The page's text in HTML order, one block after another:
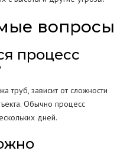
вопросы
процесс
зависит от сложности
Обычно процесс
дней.